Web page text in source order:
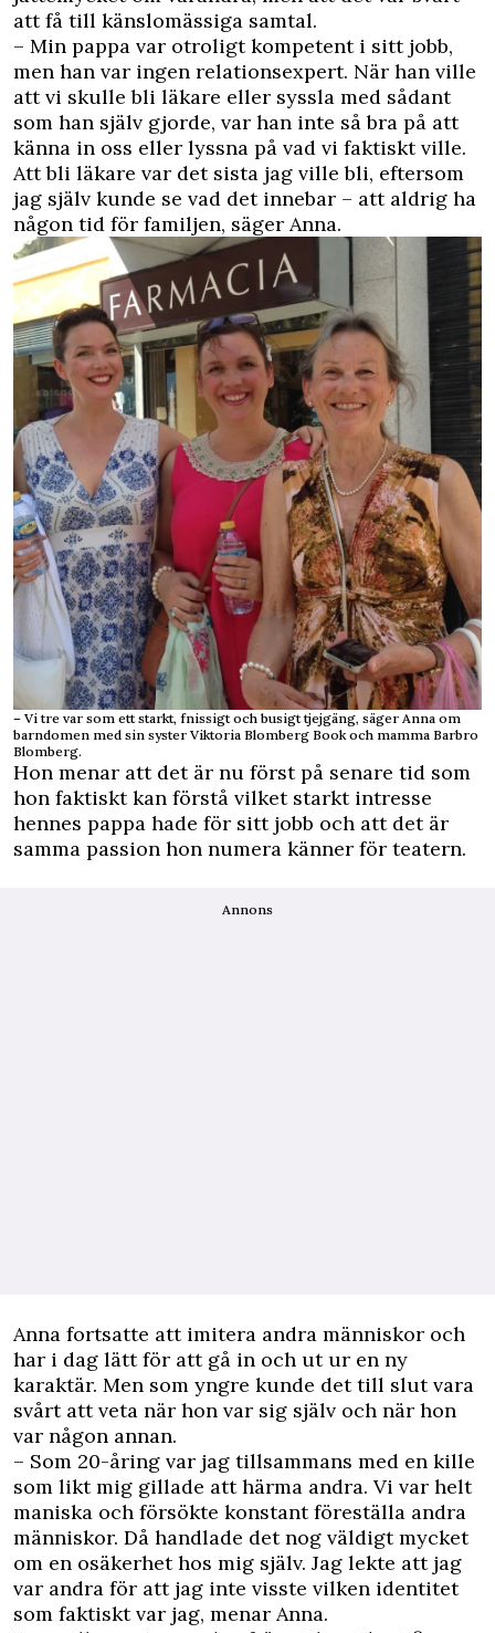
att få till känslomässiga samtal.
– Min pappa var otroligt kompetent i sitt jobb,
men han var ingen relationsexpert. När han ville
att vi skulle bli läkare eller syssla med sådant
som han själv gjorde, var han inte så bra på att
känna in oss eller lyssna på vad vi faktiskt ville.
Att bli läkare var det sista jag ville bli, eftersom
jag själv kunde se vad det innebar – att aldrig ha
någon tid för familjen, säger Anna.
– Vi tre var som ett starkt, fnissigt och busigt tjejgäng, säger Anna om
barndomen med sin syster Viktoria Blomberg Book och mamma Barbro
Blomberg.
Hon menar att det är nu först på senare tid som
hon faktiskt kan förstå vilket starkt intresse
hennes pappa hade för sitt jobb och att det är
samma passion hon numera känner för teatern.
Annons
Anna fortsatte att imitera andra människor och
har i dag lätt för att gå in och ut ur en ny
karaktär. Men som yngre kunde det till slut vara
svårt att veta när hon var sig själv och när hon
var någon annan.
– Som 20-åring var jag tillsammans med en kille
som likt mig gillade att härma andra. Vi var helt
maniska och försökte konstant föreställa andra
människor. Då handlade det nog väldigt mycket
om en osäkerhet hos mig själv. Jag lekte att jag
var andra för att jag inte visste vilken identitet
som faktiskt var jag, menar Anna.